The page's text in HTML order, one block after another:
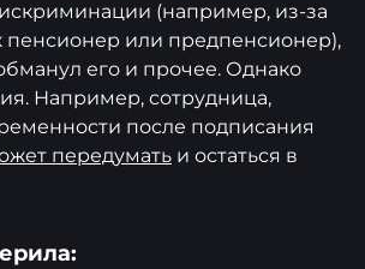
(например, из-за
пенсионер или предпенсионер),
его и прочее. Однако
Например, сотрудница,
после подписания
передумать и остаться в